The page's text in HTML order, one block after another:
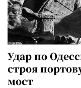
Удар по
строя
мост